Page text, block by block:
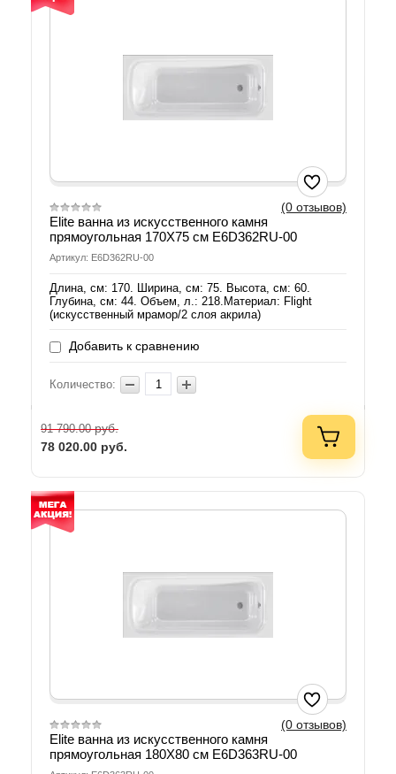
(0 отзывов)
Elite ванна из искусственного камня
прямоугольная 170X75 см E6D362RU-00
Артикул: E6D362RU-00
Длина, см: 170. Ширина, см: 75. Высота, см: 60.
Глубина, см: 44. Объем, л.: 218.Материал: Flight
(искусственный мрамор/2 слоя акрила)
Добавить к сравнению
Количество:
91 790.00руб.
78 020.00 руб.
(0 отзывов)
Elite ванна из искусственного камня
прямоугольная 180X80 см E6D363RU-00